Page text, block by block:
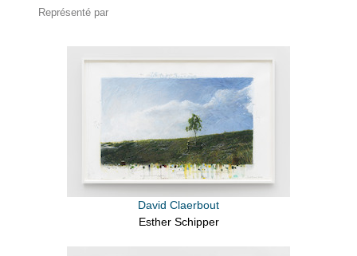
Représenté par
David Claerbout
Esther Schipper